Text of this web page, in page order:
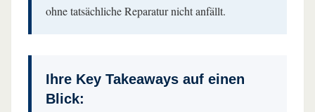
ohne tatsächliche Reparatur nicht anfällt.
Ihre Key Takeaways auf einen
Blick: